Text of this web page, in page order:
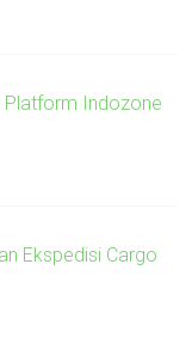
Platform Indozone
Ekspedisi Cargo